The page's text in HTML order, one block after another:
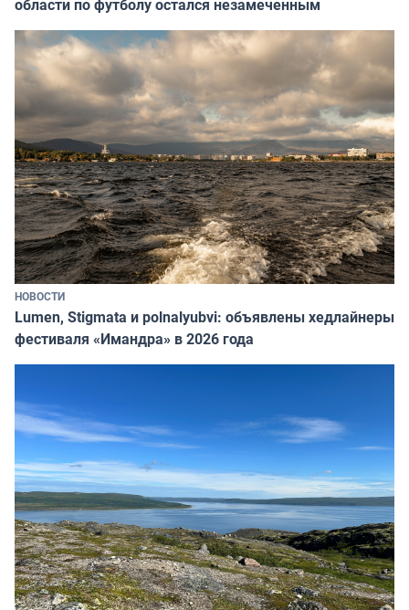
области по футболу остался незамеченным
НОВОСТИ
Lumen, Stigmata и polnalyubvi: объявлены хедлайнеры
фестиваля «Имандра» в 2026 года